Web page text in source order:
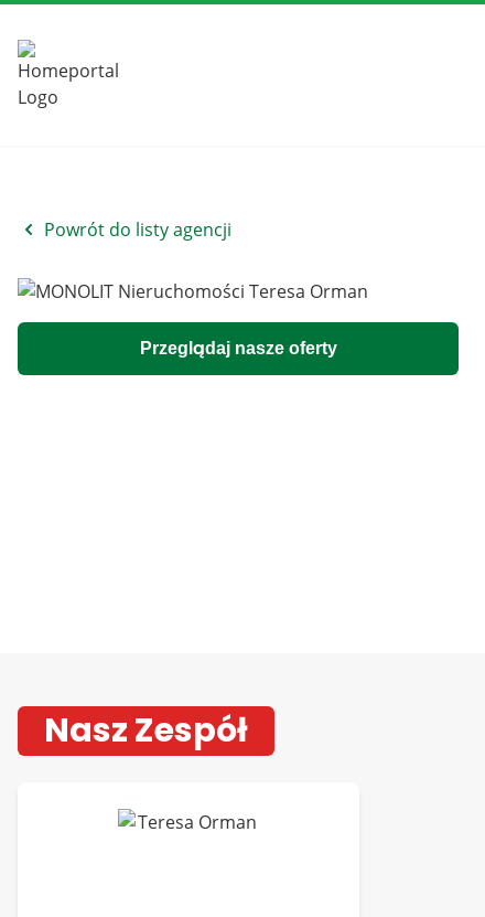
Powrót do listy agencji
Przeglądaj nasze oferty
Nasz Zespół